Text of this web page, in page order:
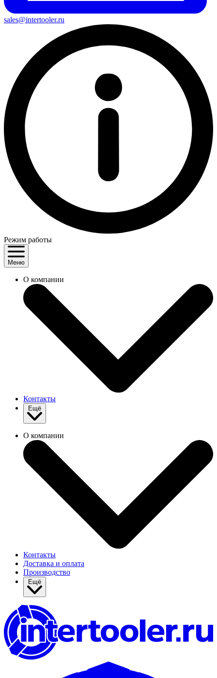
sales@intertooler.ru
Режим работы
Меню
О компании
Контакты
О компании
Контакты
Доставка и оплата
Производство